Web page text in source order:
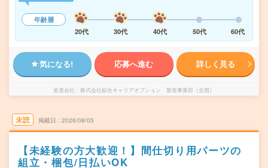
年齢層
20代
30代 40代 50代 60代
気になる! 応募へ進む 詳しく見る
派遣会社 株式会社綜合キャリアオプション 製造事業部（全国）
未読 掲載日 2026/08/05
【未経験の方大歓迎！】間仕切り用パーツの
組立・梱包/日払いOK